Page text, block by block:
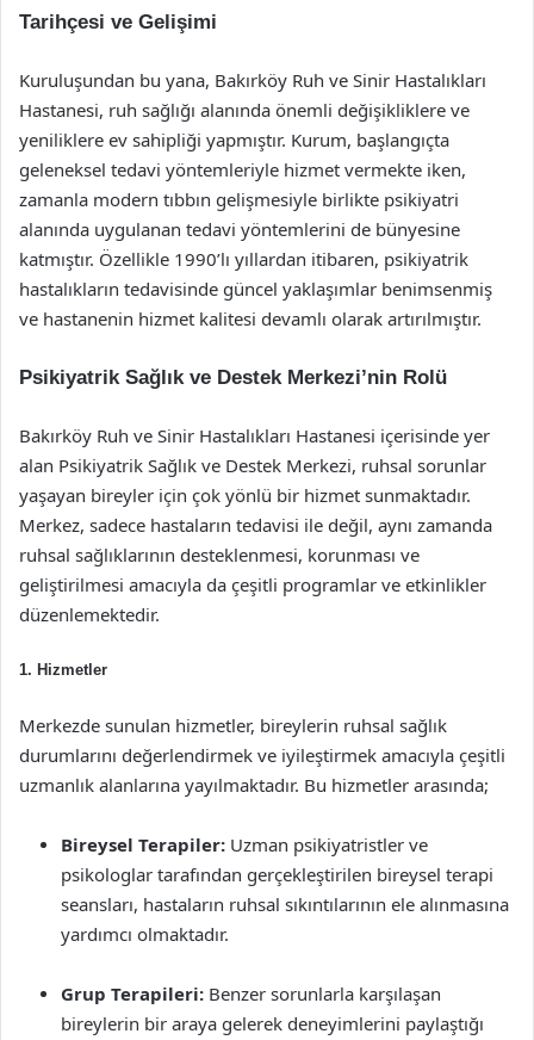
Tarihçesi ve Gelişimi
Kuruluşundan bu yana, Bakırköy Ruh ve Sinir Hastalıkları
Hastanesi, ruh sağlığı alanında önemli değişikliklere ve
yeniliklere ev sahipliği yapmıştır. Kurum, başlangıçta
geleneksel tedavi yöntemleriyle hizmet vermekte iken,
zamanla modern tıbbın gelişmesiyle birlikte psikiyatri
alanında uygulanan tedavi yöntemlerini de bünyesine
katmıştır. Özellikle 1990’lı yıllardan itibaren, psikiyatrik
hastalıkların tedavisinde güncel yaklaşımlar benimsenmiş
ve hastanenin hizmet kalitesi devamlı olarak artırılmıştır.
Psikiyatrik Sağlık ve Destek Merkezi’nin Rolü
Bakırköy Ruh ve Sinir Hastalıkları Hastanesi içerisinde yer
alan Psikiyatrik Sağlık ve Destek Merkezi, ruhsal sorunlar
yaşayan bireyler için çok yönlü bir hizmet sunmaktadır.
Merkez, sadece hastaların tedavisi ile değil, aynı zamanda
ruhsal sağlıklarının desteklenmesi, korunması ve
geliştirilmesi amacıyla da çeşitli programlar ve etkinlikler
düzenlemektedir.
1. Hizmetler
Merkezde sunulan hizmetler, bireylerin ruhsal sağlık
durumlarını değerlendirmek ve iyileştirmek amacıyla çeşitli
uzmanlık alanlarına yayılmaktadır. Bu hizmetler arasında;
Bireysel Terapiler: Uzman psikiyatristler ve
psikologlar tarafından gerçekleştirilen bireysel terapi
seansları, hastaların ruhsal sıkıntılarının ele alınmasına
yardımcı olmaktadır.
Grup Terapileri: Benzer sorunlarla karşılaşan
bireylerin bir araya gelerek deneyimlerini paylaştığı